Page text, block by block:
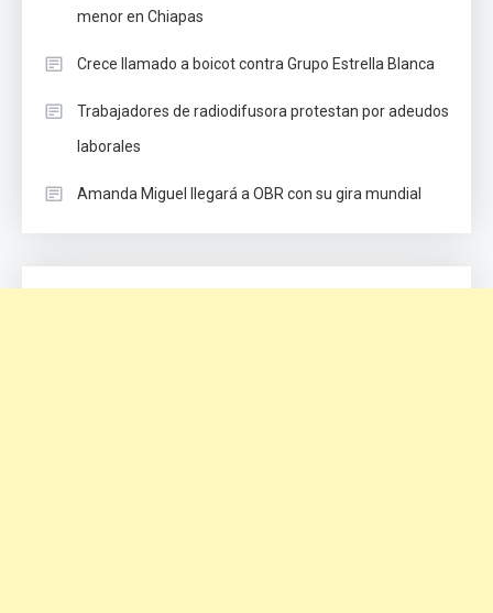
menor en Chiapas
Crece llamado a boicot contra Grupo Estrella Blanca
Trabajadores de radiodifusora protestan por adeudos
laborales
Amanda Miguel llegará a OBR con su gira mundial